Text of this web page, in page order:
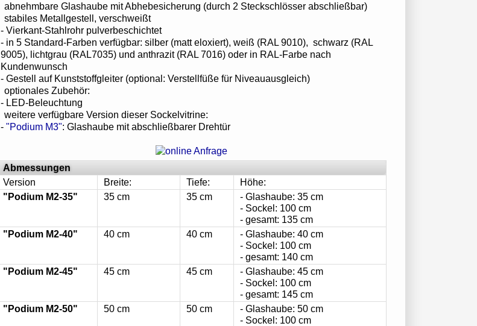
abnehmbare Glashaube mit Abhebesicherung (durch 2 Steckschlösser abschließbar)
stabiles Metallgestell, verschweißt
- Vierkant-Stahlrohr pulverbeschichtet
- in 5 Standard-Farben verfügbar: silber (matt eloxiert), weiß (RAL 9010), schwarz (RAL
9005), lichtgrau (RAL7035) und anthrazit (RAL 7016) oder in RAL-Farbe nach
Kundenwunsch
- Gestell auf Kunststoffgleiter (optional: Verstellfüße für Niveauausgleich)
optionales Zubehör:
- LED-Beleuchtung
weitere verfügbare Version dieser Sockelvitrine:
- "Podium M3": Glashaube mit abschließbarer Drehtür
Abmessungen
Version
Breite: Tiefe:
Höhe:
"Podium M2-35"
35 cm 35 cm
- Glashaube: 35 cm
- Sockel: 100 cm
- gesamt: 135 cm
"Podium M2-40"
40 cm 40 cm
- Glashaube: 40 cm
- Sockel: 100 cm
- gesamt: 140 cm
"Podium M2-45"
45 cm 45 cm
- Glashaube: 45 cm
- Sockel: 100 cm
- gesamt: 145 cm
"Podium M2-50"
50 cm 50 cm
- Glashaube: 50 cm
- Sockel: 100 cm